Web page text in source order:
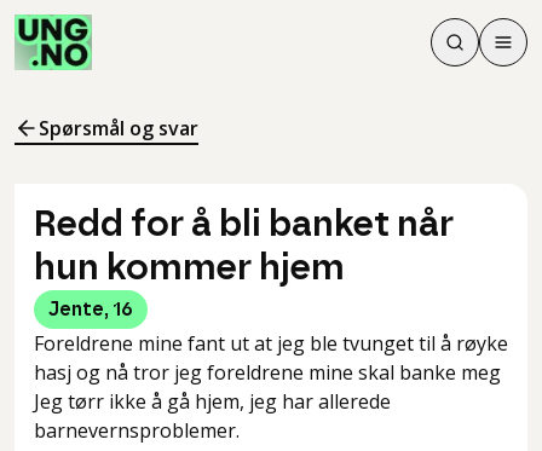
Søk
Søk
Meny
Spørsmål og svar
Redd for å bli banket når
hun kommer hjem
Jente, 16
Foreldrene mine fant ut at jeg ble tvunget til å røyke
hasj og nå tror jeg foreldrene mine skal banke meg
Jeg tørr ikke å gå hjem, jeg har allerede
barnevernsproblemer.